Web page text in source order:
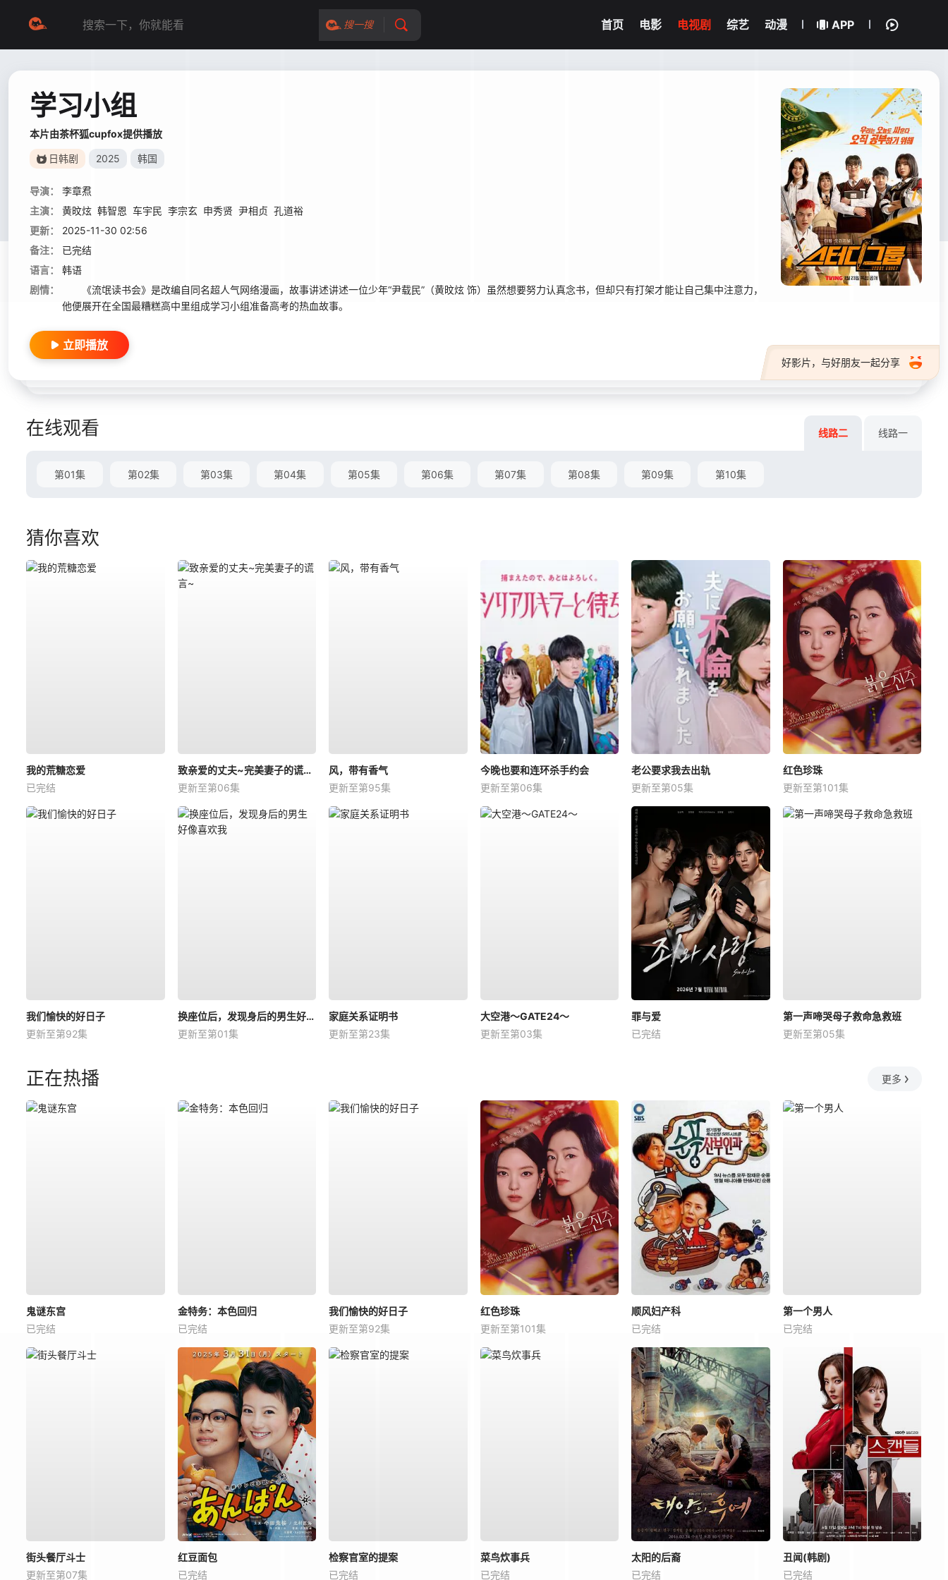
搜一搜 首页 电影 电视剧 综艺 动漫 APP
学习小组
本片由茶杯狐cupfox提供播放
日韩剧 2025 韩国
导演：
李章焄
主演：
黄旼炫 韩智恩 车宇民 李宗玄 申秀贤 尹相贞 孔道裕
更新：
2025-11-30 02:56
备注：
已完结
语言：
韩语
剧情：
《流氓读书会》是改编自同名超人气网络漫画，故事讲述讲述一位少年“尹载民”（黄旼炫 饰）虽然想要努力认真念书，但却只有打架才能让自己集中注意力，
他便展开在全国最糟糕高中里组成学习小组准备高考的热血故事。
好影片，与好朋友一起分享
立即播放
在线观看 线路二 线路一
第01集 第02集 第03集 第04集 第05集 第06集 第07集 第08集 第09集 第10集
猜你喜欢
我的荒糖恋爱
已完结
致亲爱的丈夫~完美妻子的谎言~
更新至第06集
风，带有香气
更新至第95集
今晚也要和连环杀手约会
更新至第06集
老公要求我去出轨
更新至第05集
红色珍珠
更新至第101集
我们愉快的好日子
更新至第92集
换座位后，发现身后的男生好像喜欢我
更新至第01集
家庭关系证明书
更新至第23集
大空港～GATE24～
更新至第03集
罪与爱
已完结
第一声啼哭母子救命急救班
更新至第05集
正在热播 更多
鬼谜东宫
已完结
金特务：本色回归
已完结
我们愉快的好日子
更新至第92集
红色珍珠
更新至第101集
顺风妇产科
已完结
第一个男人
已完结
街头餐厅斗士
更新至第07集
红豆面包
已完结
检察官室的提案
已完结
菜鸟炊事兵
已完结
太阳的后裔
已完结
丑闻(韩剧)
已完结